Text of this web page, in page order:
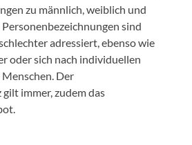
zu männlich, weiblich und
sind
adressiert, ebenso wie
oder sich nach individuellen
Der
immer, zudem das